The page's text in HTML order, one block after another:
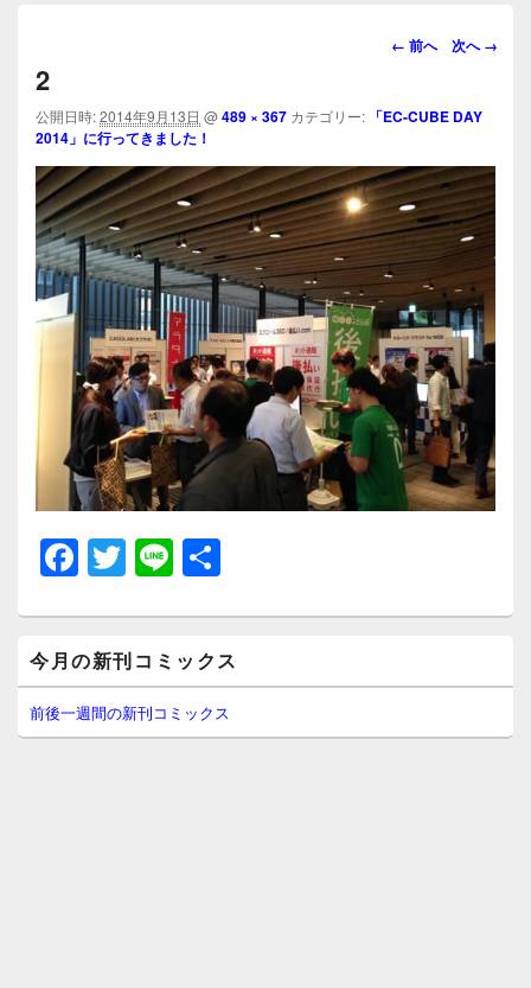
画
ビ
ー
シ
ョ
ン
← 前へ 次へ →
2
公開日時:2014年9月13日 @489 × 367 カテゴリー: 「EC-CUBE DAY
2014」に行ってきました！
F
a
c
e
b
o
T
wi
tt
er
Li
n
e
イ
ン
サ
イ
今月の新刊コミックス
前後一週間の新刊コミックス